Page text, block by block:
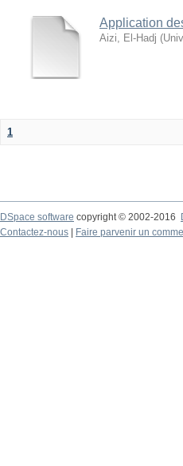
Application
Aizi, El-Hadj (
1
DSpace software copyright © 2002-2016
Contactez-nous
Faire parvenir un